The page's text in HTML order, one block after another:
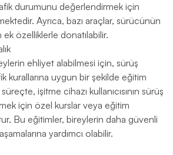
durumunu değerlendirmek için
Ayrıca, bazı araçlar, sürücünün
ek özelliklerle donatılabilir.
ehliyet alabilmesi için, sürüş
kurallarına uygun bir şekilde eğitim
işitme cihazı kullanıcısının sürüş
için özel kurslar veya eğitim
Bu eğitimler, bireylerin daha güvenli
yardımcı olabilir.